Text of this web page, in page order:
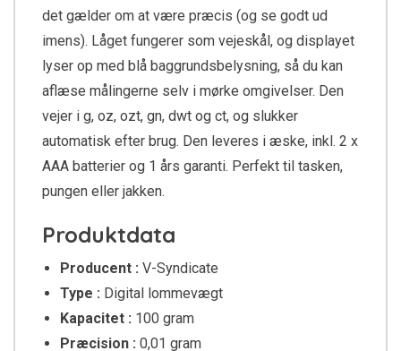
det gælder om at være præcis (og se godt ud
imens). Låget fungerer som vejeskål, og displayet
lyser op med blå baggrundsbelysning, så du kan
aflæse målingerne selv i mørke omgivelser. Den
vejer i g, oz, ozt, gn, dwt og ct, og slukker
automatisk efter brug. Den leveres i æske, inkl. 2 x
AAA batterier og 1 års garanti. Perfekt til tasken,
pungen eller jakken.
Produktdata
Producent : V-Syndicate
Type : Digital lommevægt
Kapacitet : 100 gram
Præcision : 0,01 gram